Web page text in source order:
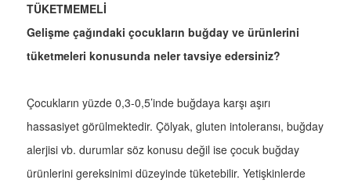
TÜKETMEMELİ
Gelişme çağındaki çocukların buğday ve ürünlerini
tüketmeleri konusunda neler tavsiye edersiniz?
Çocukların yüzde 0,3-0,5’inde buğdaya karşı aşırı
hassasiyet görülmektedir. Çölyak, gluten intoleransı, buğday
alerjisi vb. durumlar söz konusu değil ise çocuk buğday
ürünlerini gereksinimi düzeyinde tüketebilir. Yetişkinlerde